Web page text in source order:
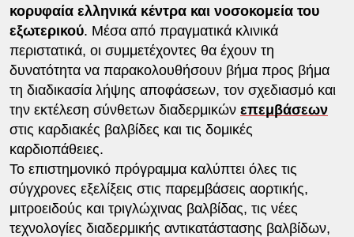
κορυφαία ελληνικά κέντρα και νοσοκομεία του
εξωτερικού. Μέσα από πραγματικά κλινικά
περιστατικά, οι συμμετέχοντες θα έχουν τη
δυνατότητα να παρακολουθήσουν βήμα προς βήμα
τη διαδικασία λήψης αποφάσεων, τον σχεδιασμό και
την εκτέλεση σύνθετων διαδερμικών επεμβάσεων
στις καρδιακές βαλβίδες και τις δομικές
καρδιοπάθειες.
Το επιστημονικό πρόγραμμα καλύπτει όλες τις
σύγχρονες εξελίξεις στις παρεμβάσεις αορτικής,
μιτροειδούς και τριγλώχινας βαλβίδας, τις νέες
τεχνολογίες διαδερμικής αντικατάστασης βαλβίδων,